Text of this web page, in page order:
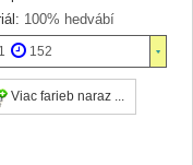
100% hedvábí
1 152
Viac farieb naraz ...